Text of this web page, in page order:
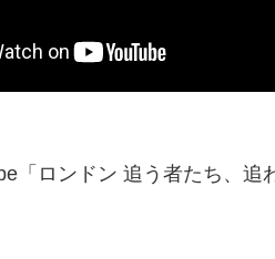
「ロンドン 追う者たち、